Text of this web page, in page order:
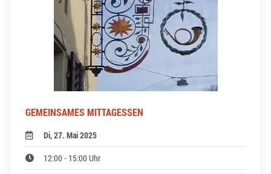
GEMEINSAMES MITTAGESSEN
Di, 27. Mai 2025
12:00 - 15:00 Uhr